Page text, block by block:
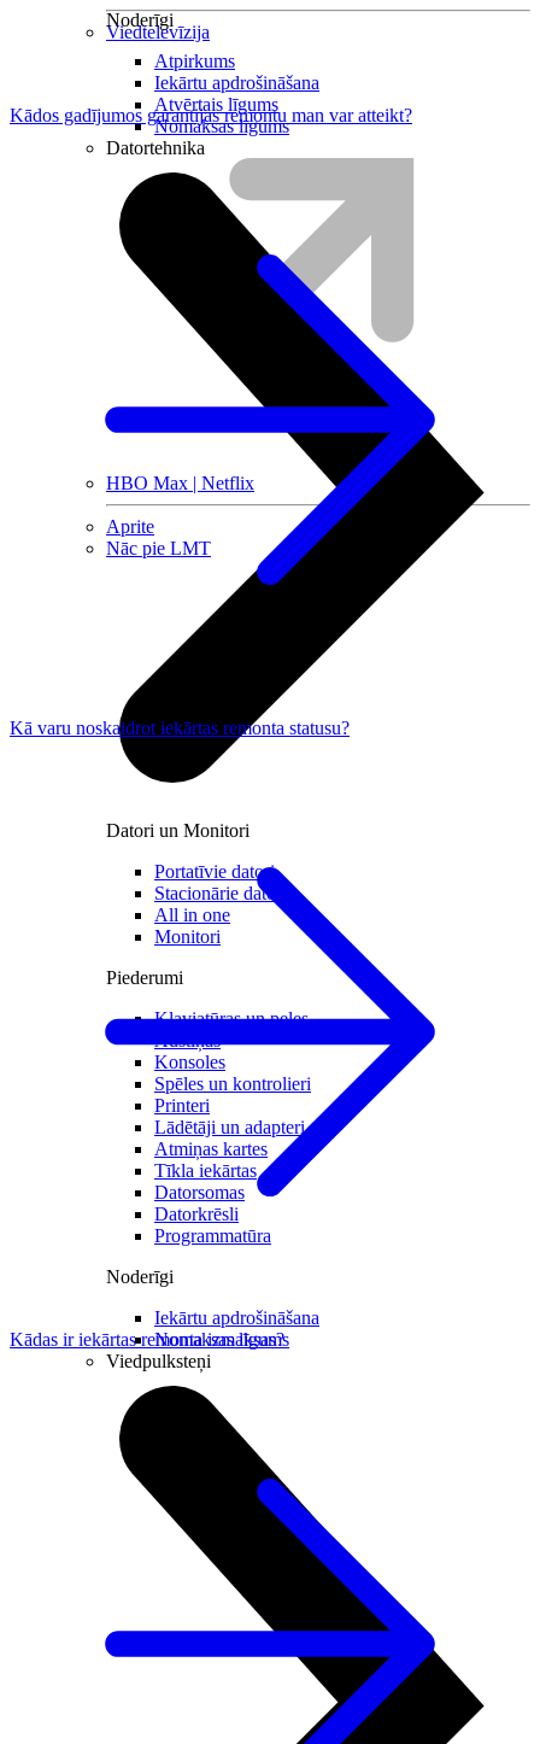
Viedtelevīzija
HBO Max | Netflix
Aprite
Nāc pie LMT
Noderīgi
Atpirkums
Iekārtu apdrošināšana
Atvērtais līgums
Nomaksas līgums
Datortehnika
Datori un Monitori
Portatīvie datori
Stacionārie datori
All in one
Monitori
Piederumi
Klaviatūras un peles
Austiņas
Konsoles
Spēles un kontrolieri
Printeri
Lādētāji un adapteri
Atmiņas kartes
Tīkla iekārtas
Datorsomas
Datorkrēsli
Programmatūra
Noderīgi
Iekārtu apdrošināšana
Nomaksas līgums
Viedpulksteņi
Kādos gadījumos garantijas remontu man var atteikt?
Kā varu noskaidrot iekārtas remonta statusu?
Kādas ir iekārtas remonta izmaksas?